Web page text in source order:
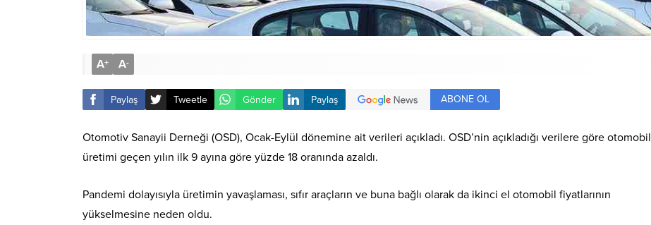
A+ A-
Paylaş Tweetle Gönder Paylaş ABONE OL
Otomotiv Sanayii Derneği (OSD), Ocak-Eylül dönemine ait verileri açıkladı. OSD’nin açıkladığı verilere göre otomobil
üretimi geçen yılın ilk 9 ayına göre yüzde 18 oranında azaldı.
Pandemi dolayısıyla üretimin yavaşlaması, sıfır araçların ve buna bağlı olarak da ikinci el otomobil fiyatlarının
yükselmesine neden oldu.